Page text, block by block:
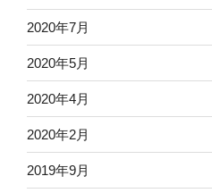
2020年7月
2020年5月
2020年4月
2020年2月
2019年9月